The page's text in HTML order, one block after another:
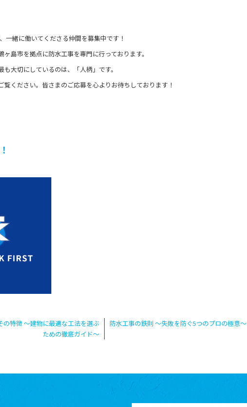
一緒に働いてくださる仲間を募集中です！
島市を拠点に防水工事を専門に行っております。
大切にしているのは、「人柄」です。
覧ください。皆さまのご応募を心よりお待ちしております！
の特徴 〜建物に最適な工法を選ぶ
ための徹底ガイド〜
防水工事の鉄則 ～失敗を防ぐ5つのプロの極意～